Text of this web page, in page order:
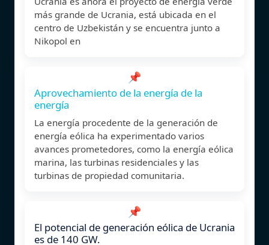
más grande de Ucrania, está ubicada en el
centro de Uzbekistán y se encuentra junto a
Nikopol en
📌
Aprovechamiento de la energía de la
energía
La energía procedente de la generación de
energía eólica ha experimentado varios
avances prometedores, como la energía eólica
marina, las turbinas residenciales y las
turbinas de propiedad comunitaria.
📌
El potencial de generación eólica de Ucrania
es de 140 GW.